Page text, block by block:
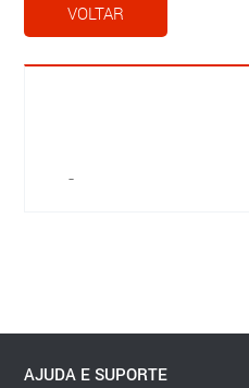
VOLTAR
-
AJUDA E SUPORTE